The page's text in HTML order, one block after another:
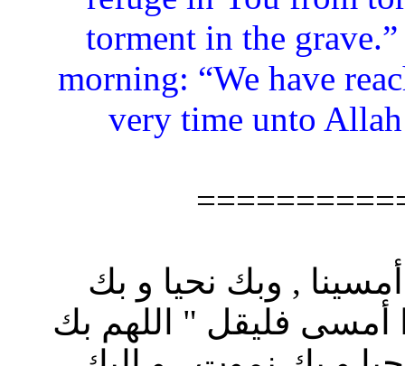
torment in the
morning: “We have
very time unto
, وبك نحيا و بك
أمسى فليقل " اللهم بك